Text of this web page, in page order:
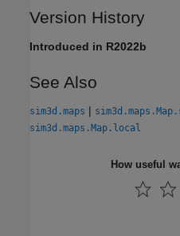
Version History
Introduced in R2022b
See Also
sim3d.maps |
sim3d.maps.Map.local
How useful